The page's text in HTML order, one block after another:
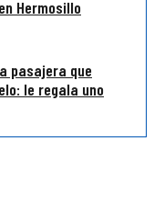
Hermosillo
pasajera que
le regala uno